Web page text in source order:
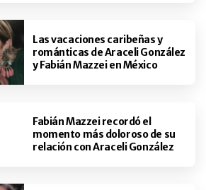
Las vacaciones caribeñas y
románticas de Araceli González
y Fabián Mazzei en México
Fabián Mazzei recordó el
momento más doloroso de su
relación con Araceli González